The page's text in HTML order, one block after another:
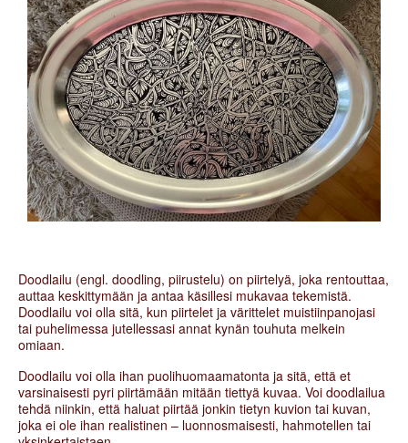
Doodlailu (engl. doodling, piirustelu) on piirtelyä, joka rentouttaa,
auttaa keskittymään ja antaa käsillesi mukavaa tekemistä.
Doodlailu voi olla sitä, kun piirtelet ja värittelet muistiinpanojasi
tai puhelimessa jutellessasi annat kynän touhuta melkein
omiaan.
Doodlailu voi olla ihan puolihuomaamatonta ja sitä, että et
varsinaisesti pyri piirtämään mitään tiettyä kuvaa. Voi doodlailua
tehdä niinkin, että haluat piirtää jonkin tietyn kuvion tai kuvan,
joka ei ole ihan realistinen – luonnosmaisesti, hahmotellen tai